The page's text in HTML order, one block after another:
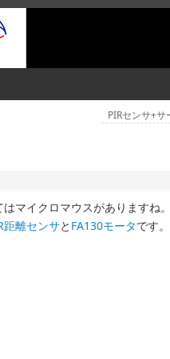
PIRセンサ+
マイクロマウスがありますね。
距離センサと FA130モータです。